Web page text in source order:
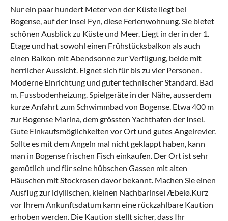
Nur ein paar hundert Meter von der Küste liegt bei
Bogense, auf der Insel Fyn, diese Ferienwohnung. Sie bietet
schönen Ausblick zu Küste und Meer. Liegt in der in der 1.
Etage und hat sowohl einen Frühstücksbalkon als auch
einen Balkon mit Abendsonne zur Verfügung, beide mit
herrlicher Aussicht. Eignet sich für bis zu vier Personen.
Moderne Einrichtung und guter technischer Standard. Bad
m. Fussbodenheizung. Spielgeräte in der Nähe, ausserdem
kurze Anfahrt zum Schwimmbad von Bogense. Etwa 400 m
zur Bogense Marina, dem grössten Yachthafen der Insel.
Gute Einkaufsmöglichkeiten vor Ort und gutes Angelrevier.
Sollte es mit dem Angeln mal nicht geklappt haben, kann
man in Bogense frischen Fisch einkaufen. Der Ort ist sehr
gemütlich und für seine hübschen Gassen mit alten
Häuschen mit Stockrosen davor bekannt. Machen Sie einen
Ausflug zur idyllischen, kleinen Nachbarinsel Æbelø.Kurz
vor Ihrem Ankunftsdatum kann eine rückzahlbare Kaution
erhoben werden. Die Kaution stellt sicher, dass Ihr